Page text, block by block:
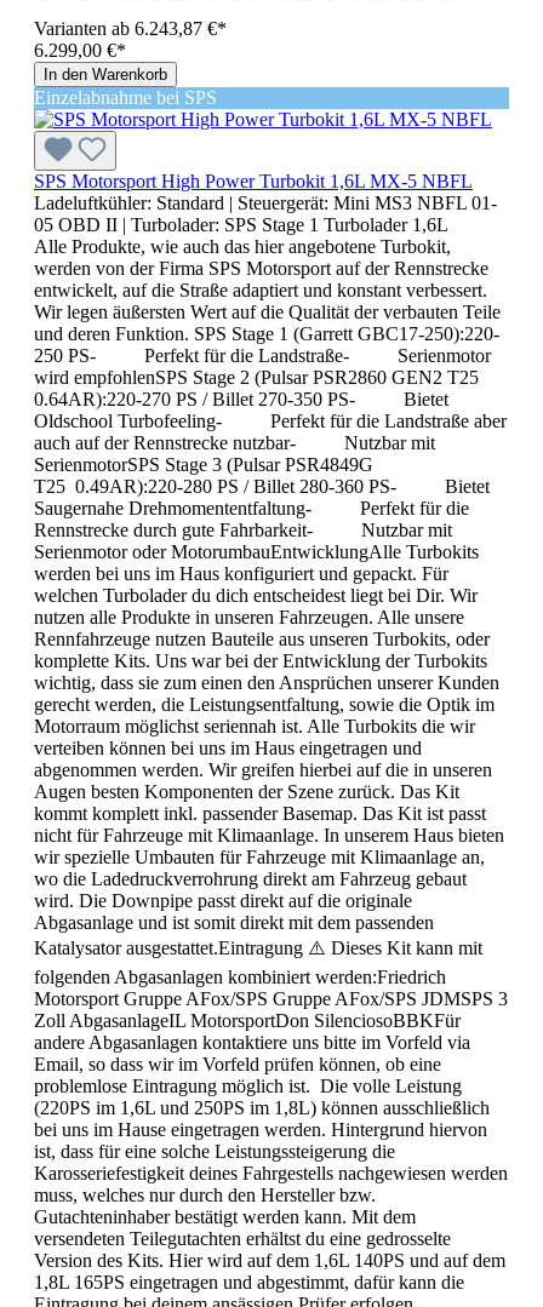
Varianten ab 6.243,87 €*
6.299,00 €*
In den Warenkorb
Einzelabnahme bei SPS
SPS Motorsport High Power Turbokit 1,6L MX-5 NBFL
Ladeluftkühler: Standard | Steuergerät: Mini MS3 NBFL 01-
05 OBD II | Turbolader: SPS Stage 1 Turbolader 1,6L
Alle Produkte, wie auch das hier angebotene Turbokit,
werden von der Firma SPS Motorsport auf der Rennstrecke
entwickelt, auf die Straße adaptiert und konstant verbessert.
Wir legen äußersten Wert auf die Qualität der verbauten Teile
und deren Funktion. SPS Stage 1 (Garrett GBC17-250):220-
250 PS- Perfekt für die Landstraße- Serienmotor
wird empfohlenSPS Stage 2 (Pulsar PSR2860 GEN2 T25
0.64AR):220-270 PS / Billet 270-350 PS- Bietet
Oldschool Turbofeeling- Perfekt für die Landstraße aber
auch auf der Rennstrecke nutzbar- Nutzbar mit
SerienmotorSPS Stage 3 (Pulsar PSR4849G
T25 0.49AR):220-280 PS / Billet 280-360 PS- Bietet
Saugernahe Drehmomententfaltung- Perfekt für die
Rennstrecke durch gute Fahrbarkeit- Nutzbar mit
Serienmotor oder MotorumbauEntwicklungAlle Turbokits
werden bei uns im Haus konfiguriert und gepackt. Für
welchen Turbolader du dich entscheidest liegt bei Dir. Wir
nutzen alle Produkte in unseren Fahrzeugen. Alle unsere
Rennfahrzeuge nutzen Bauteile aus unseren Turbokits, oder
komplette Kits. Uns war bei der Entwicklung der Turbokits
wichtig, dass sie zum einen den Ansprüchen unserer Kunden
gerecht werden, die Leistungsentfaltung, sowie die Optik im
Motorraum möglichst seriennah ist. Alle Turbokits die wir
verteiben können bei uns im Haus eingetragen und
abgenommen werden. Wir greifen hierbei auf die in unseren
Augen besten Komponenten der Szene zurück. Das Kit
kommt komplett inkl. passender Basemap. Das Kit ist passt
nicht für Fahrzeuge mit Klimaanlage. In unserem Haus bieten
wir spezielle Umbauten für Fahrzeuge mit Klimaanlage an,
wo die Ladedruckverrohrung direkt am Fahrzeug gebaut
wird. Die Downpipe passt direkt auf die originale
Abgasanlage und ist somit direkt mit dem passenden
Katalysator ausgestattet.Eintragung ⚠️ Dieses Kit kann mit
folgenden Abgasanlagen kombiniert werden:Friedrich
Motorsport Gruppe AFox/SPS Gruppe AFox/SPS JDMSPS 3
Zoll AbgasanlageIL MotorsportDon SilenciosoBBKFür
andere Abgasanlagen kontaktiere uns bitte im Vorfeld via
Email, so dass wir im Vorfeld prüfen können, ob eine
problemlose Eintragung möglich ist. Die volle Leistung
(220PS im 1,6L und 250PS im 1,8L) können ausschließlich
bei uns im Hause eingetragen werden. Hintergrund hiervon
ist, dass für eine solche Leistungssteigerung die
Karosseriefestigkeit deines Fahrgestells nachgewiesen werden
muss, welches nur durch den Hersteller bzw.
Gutachteninhaber bestätigt werden kann. Mit dem
versendeten Teilegutachten erhältst du eine gedrosselte
Version des Kits. Hier wird auf dem 1,6L 140PS und auf dem
1,8L 165PS eingetragen und abgestimmt, dafür kann die